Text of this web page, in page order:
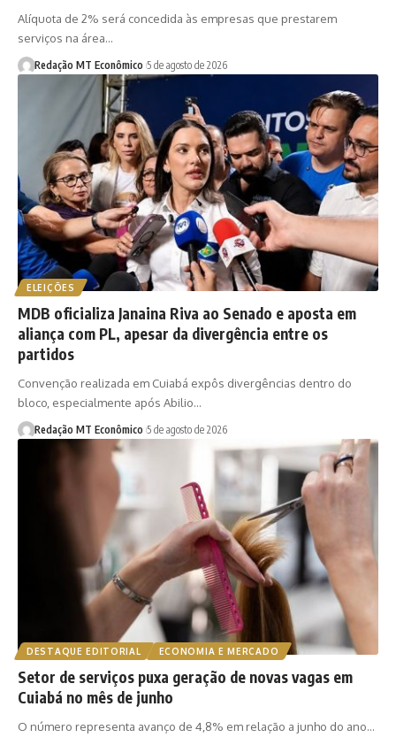
Alíquota de 2% será concedida às empresas que prestarem
serviços na área…
Redação MT Econômico 5 de agosto de 2026
ELEIÇÕES
MDB oficializa Janaina Riva ao Senado e aposta em
aliança com PL, apesar da divergência entre os
partidos
Convenção realizada em Cuiabá expôs divergências dentro do
bloco, especialmente após Abilio…
Redação MT Econômico 5 de agosto de 2026
DESTAQUE EDITORIAL ECONOMIA E MERCADO
Setor de serviços puxa geração de novas vagas em
Cuiabá no mês de junho
O número representa avanço de 4,8% em relação a junho do ano…